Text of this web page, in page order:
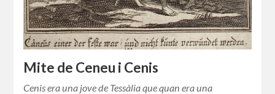
Mite de Ceneu i Cenis
Cenis era una jove de Tessàlia que quan era una